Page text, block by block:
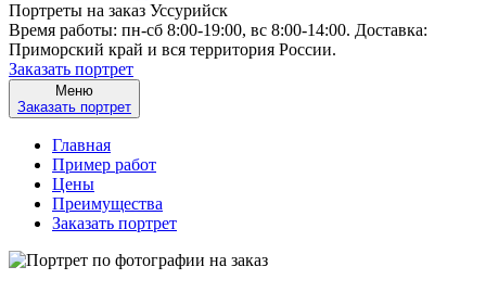
Портреты на заказ Уссурийск
Время работы: пн-сб 8:00-19:00, вс 8:00-14:00. Доставка:
Приморский край и вся территория России.
Заказать портрет
Меню
Заказать портрет
Главная
Пример работ
Цены
Преимущества
Заказать портрет